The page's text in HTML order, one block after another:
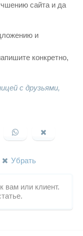
сайта и да
и
конкретно,
с друзьями,
Убрать
вам или клиент.